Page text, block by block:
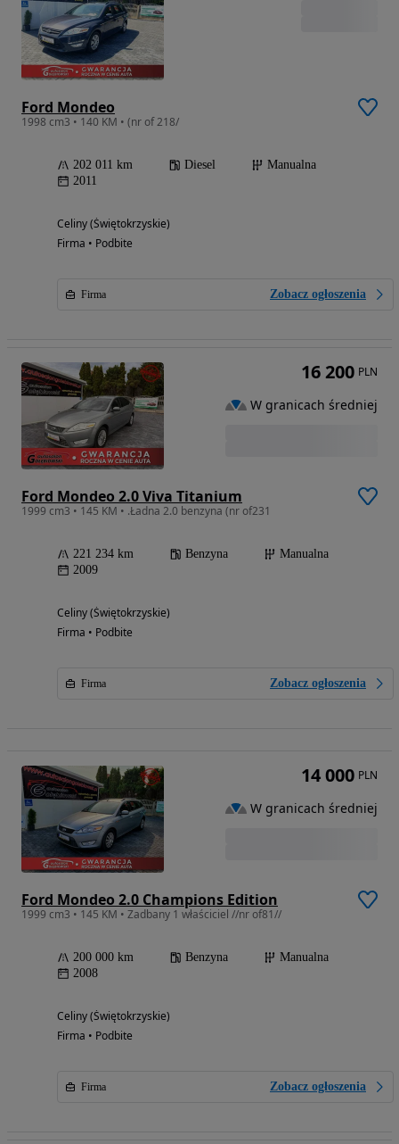
Ford Mondeo
1998 cm3 • 140 KM • (nr of 218/
202 011 km Diesel
Manualna
2011
Celiny (Świętokrzyskie)
Firma • Podbite
Firma Zobacz ogłoszenia
Ford Mondeo 2.0 Viva Titanium
1999 cm3 • 145 KM • .Ładna 2.0 benzyna (nr of231
221 234 km Benzyna
Manualna
2009
Celiny (Świętokrzyskie)
Firma • Podbite
Firma Zobacz ogłoszenia
16 200 PLN
W granicach średniej
Ford Mondeo 2.0 Champions Edition
1999 cm3 • 145 KM • Zadbany 1 właściciel //nr of81//
200 000 km Benzyna
Manualna
2008
Celiny (Świętokrzyskie)
Firma • Podbite
Firma Zobacz ogłoszenia
14 000 PLN
W granicach średniej